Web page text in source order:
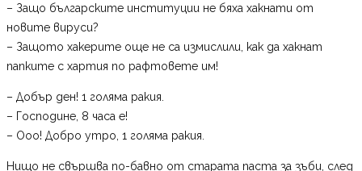
– Защо българските институции не бяха хакнати от
новите вируси?
– Защото хакерите още не са измислили, как да хакнат
папките с хартия по рафтовете им!
– Добър ден! 1 голяма ракия.
– Господине, 8 часа е!
– Ооо! Добро утро, 1 голяма ракия.
Нищо не свършва по-бавно от старата паста за зъби, след